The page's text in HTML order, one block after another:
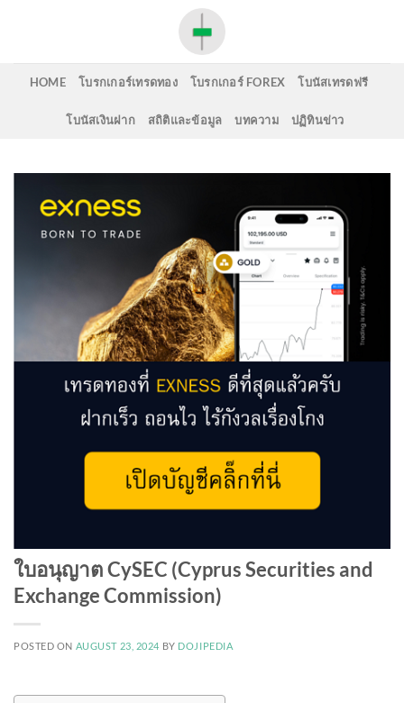
HOME โบรกเกอร์เทรดทอง โบรกเกอร์ FOREX โบนัสเทรดฟรี
โบนัสเงินฝาก สถิติและข้อมูล บทความ ปฏิทินข่าว
ใบอนุญาต CySEC (Cyprus Securities and
Exchange Commission)
POSTED ON AUGUST 23, 2024 BY DOJIPEDIA